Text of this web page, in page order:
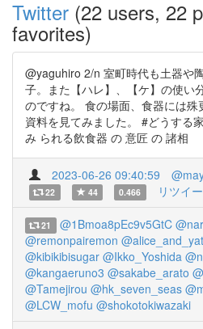
Twitter (22 users, 22
favorites)
@yaguhiro 2/n 室町時代も土器や
子。また【ハレ】、【ケ】の使い
のですね。 食の場面、食器には
資料を見てみました。 #どうする
み られる飲食器 の 意匠 の 諸相
2023-06-26 09:40:59
22 44 0.466 リツイ
21 @1Bmoa8pEc9v5GtC
@remonpairemon
@kibikibisugar @Ikko_Yoshida
@kangaeruno3 @sakabe_arato
@Tamejirou @hk_seven_seas
@LCW_mofu @shokotokiwazaki